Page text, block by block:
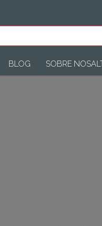
BLOG SOBRE